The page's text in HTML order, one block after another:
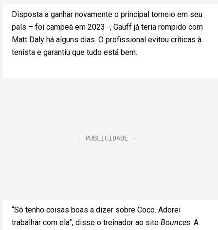
Disposta a ganhar novamente o principal torneio em seu
país – foi campeã em 2023 -, Gauff já teria rompido com
Matt Daly há alguns dias. O profissional evitou críticas à
tenista e garantiu que tudo está bem.
“Só tenho coisas boas a dizer sobre Coco. Adorei
trabalhar com ela”, disse o treinador ao site Bounces. A